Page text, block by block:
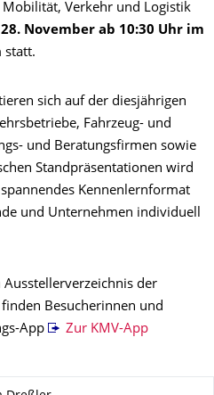
Verkehr und Logistik
November ab 10:30 Uhr im
statt.
sich auf der diesjährigen
Fahrzeug- und
und Beratungsfirmen sowie
Standpräsentationen wird
Kennenlernformat
und Unternehmen individuell
der
Besucherinnen und
App
Zur KMV-App